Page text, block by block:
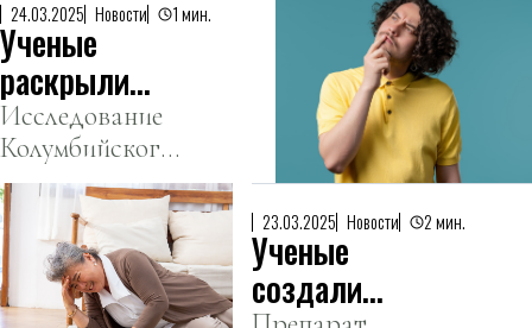
пирамид.
совместно с
Университетом
Южной Дании
разработали
новый метод
фуа-гра без
применения
жестоких
24.03.2025 Новости 1 мин.
Ученые
раскрыли
тайны ранней
памяти
Исследование
Колумбийского
университета
проливает свет
на загадку
«детской
амнезии».
23.03.2025 Новости 2 мин.
Ученые
создали